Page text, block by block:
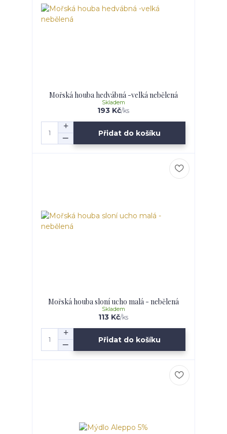
Mořská houba hedvábná -velká nebělená
193 Kč/ks
Skladem
Přidat do košíku
Mořská houba sloní ucho malá - nebělená
113 Kč/ks
Skladem
Přidat do košíku